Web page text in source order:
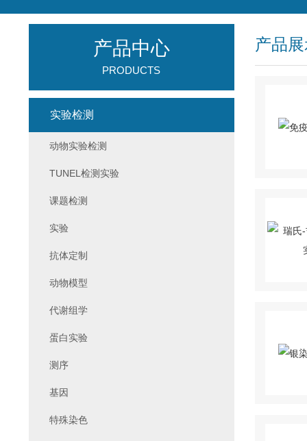
产品
产品中心
PRODUCTS
实验检测
动物实验检测
TUNEL检测实验
课题检测
实验
抗体定制
动物模型
代谢组学
蛋白实验
测序
基因
特殊染色